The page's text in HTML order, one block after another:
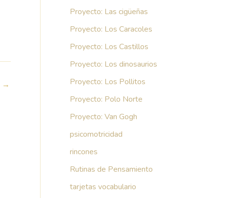
→
Proyecto: Las cigüeñas
Proyecto: Los Caracoles
Proyecto: Los Castillos
Proyecto: Los dinosaurios
Proyecto: Los Pollitos
Proyecto: Polo Norte
Proyecto: Van Gogh
psicomotricidad
rincones
Rutinas de Pensamiento
tarjetas vocabulario